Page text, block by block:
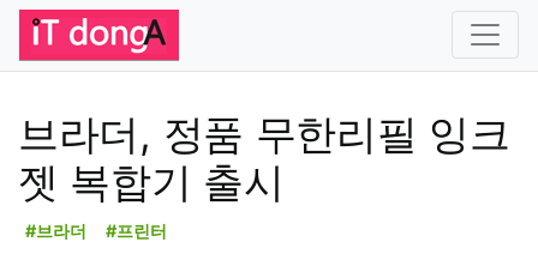
브라더, 정품 무한리필 잉크
젯 복합기 출시
#브라더 #프린터